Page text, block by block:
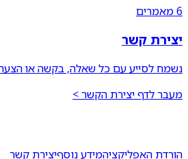
6מאמרים
יצירת קשר
נשמח לסייע עם כל שאלה, בקשה או
מעבר לדף יצירת הקשר >
הורדת האפליקציהמידע נוסףיצירת קשר